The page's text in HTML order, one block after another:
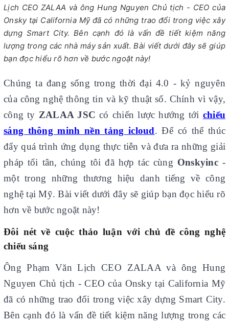
Lịch CEO ZALAA và ông Hung Nguyen Chủ tịch - CEO của
Onsky tại California Mỹ đã có những trao đổi trong việc xây
dựng Smart City. Bên cạnh đó là vấn đề tiết kiệm năng
lượng trong các nhà máy sản xuất. Bài viết dưới đây sẽ giúp
bạn đọc hiểu rõ hơn về bước ngoặt này!
Chúng ta đang sống trong thời đại 4.0 - kỷ nguyên
của công nghệ thông tin và kỹ thuật số. Chính vì vậy,
công ty ZALAA JSCcó chiến lược hướng tới chiếu
sáng thông minh nền tảng icloud. Để có thể thúc
đẩy quá trình ứng dụng thực tiễn và đưa ra những giải
pháp tối tân, chúng tôi đã hợp tác cùng Onskyinc-
một trong những thương hiệu danh tiếng về công
nghệ tại Mỹ. Bài viết dưới đây sẽ giúp bạn đọc hiểu rõ
hơn về bước ngoặt này!
Đôi nét về cuộc thảo luận với chủ đề công nghệ
chiếu sáng
Ông Phạm Văn Lịch CEO ZALAA và ông Hung
Nguyen Chủ tịch - CEO của Onsky tại California Mỹ
đã có những trao đổi trong việc xây dựng Smart City.
Bên cạnh đó là vấn đề tiết kiệm năng lượng trong các